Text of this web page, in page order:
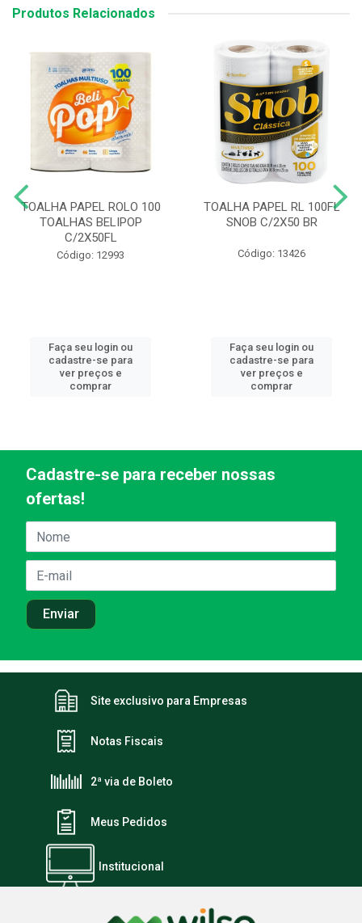
Produtos Relacionados
TOALHA PAPEL ROLO 100
TOALHAS BELIPOP
C/2X50FL
Código: 12993
Faça seu login ou
cadastre-se para
ver preços e
comprar
TOALHA PAPEL RL 100FL
SNOB C/2X50 BR
Código: 13426
Faça seu login ou
cadastre-se para
ver preços e
comprar
Cadastre-se para receber nossas
ofertas!
Site exclusivo para Empresas
Notas Fiscais
2ª via de Boleto
Meus Pedidos
Institucional